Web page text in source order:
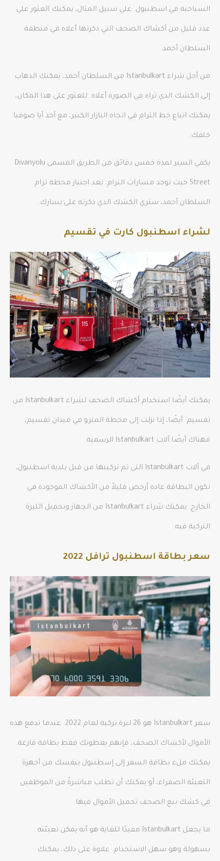
السياحية في اسطنبول. على سبيل المثال، يمكنك العثور على
عدد قليل من أكشاك الصحف التي ذكرتها أعلاه في منطقة
السلطان أحمد.
من أجل شراء Istanbulkart من السلطان أحمد، يمكنك الذهاب
إلى الكشك الذي تراه في الصورة أعلاه. للعثور على هذا المكان،
يمكنك اتباع خط الترام في اتجاه البازار الكبير، مع أخذ آيا صوفيا
خلفك.
يكفي السير لمدة خمس دقائق من الطريق المسمى Divanyolu
Street حيث توجد مسارات الترام. بعد اجتياز محطة ترام
السلطان أحمد، سترى الكشك الذي ذكرته على يسارك.
لشراء اسطنبول كارت في تقسيم
يمكنك أيضًا استخدام أكشاك الصحف لشراء Istanbulkart من
تقسيم. أيضًا، إذا نزلت إلى محطة المترو في ميدان تقسيم،
فهناك أيضًا آلات Istanbulkart الرسمية.
في آلات Istanbulkart التي تم تركيبها من قبل بلدية اسطنبول،
تكون البطاقة عادة أرخص قليلاً من الأكشاك الموجودة في
الخارج. يمكنك شراء Istanbulkart من الجهاز وتحميل الليرة
التركية فيه.
سعر بطاقة اسطنبول ترافل 2022
سعر Istanbulkart هو 26 ليرة تركية لعام 2022. عندما تدفع هذه
الأموال لأكشاك الصحف، فإنهم يعطونك فقط بطاقة فارغة.
يمكنك ملء بطاقة السفر إلى إسطنبول بنفسك من أجهزة
التعبئة الصفراء، أو يمكنك أن تطلب مباشرةً من الموظفين
في كشك بيع الصحف تحميل الأموال فيها.
ما يجعل Istanbulkart مفيدًا للغاية هو أنه يمكن تعبئته
بسهولة وهو سهل الاستخدام. علاوة على ذلك، يمكنك